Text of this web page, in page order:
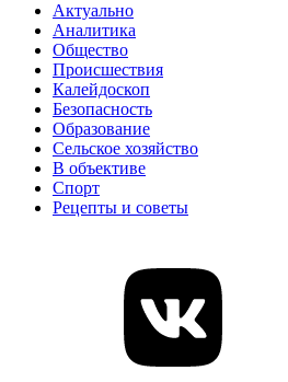
Актуально
Аналитика
Общество
Происшествия
Калейдоскоп
Безопасность
Образование
Сельское хозяйство
В объективе
Спорт
Рецепты и советы